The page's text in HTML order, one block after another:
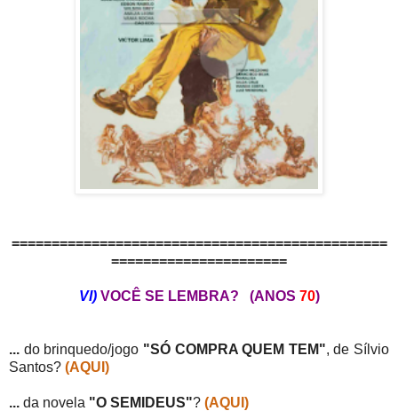
===============================================
======================
VI) VOCÊ SE LEMBRA? (ANOS 70)
... do brinquedo/jogo "SÓ COMPRA QUEM TEM", de Sílvio
Santos? (AQUI)
... da novela "O SEMIDEUS"? (AQUI)